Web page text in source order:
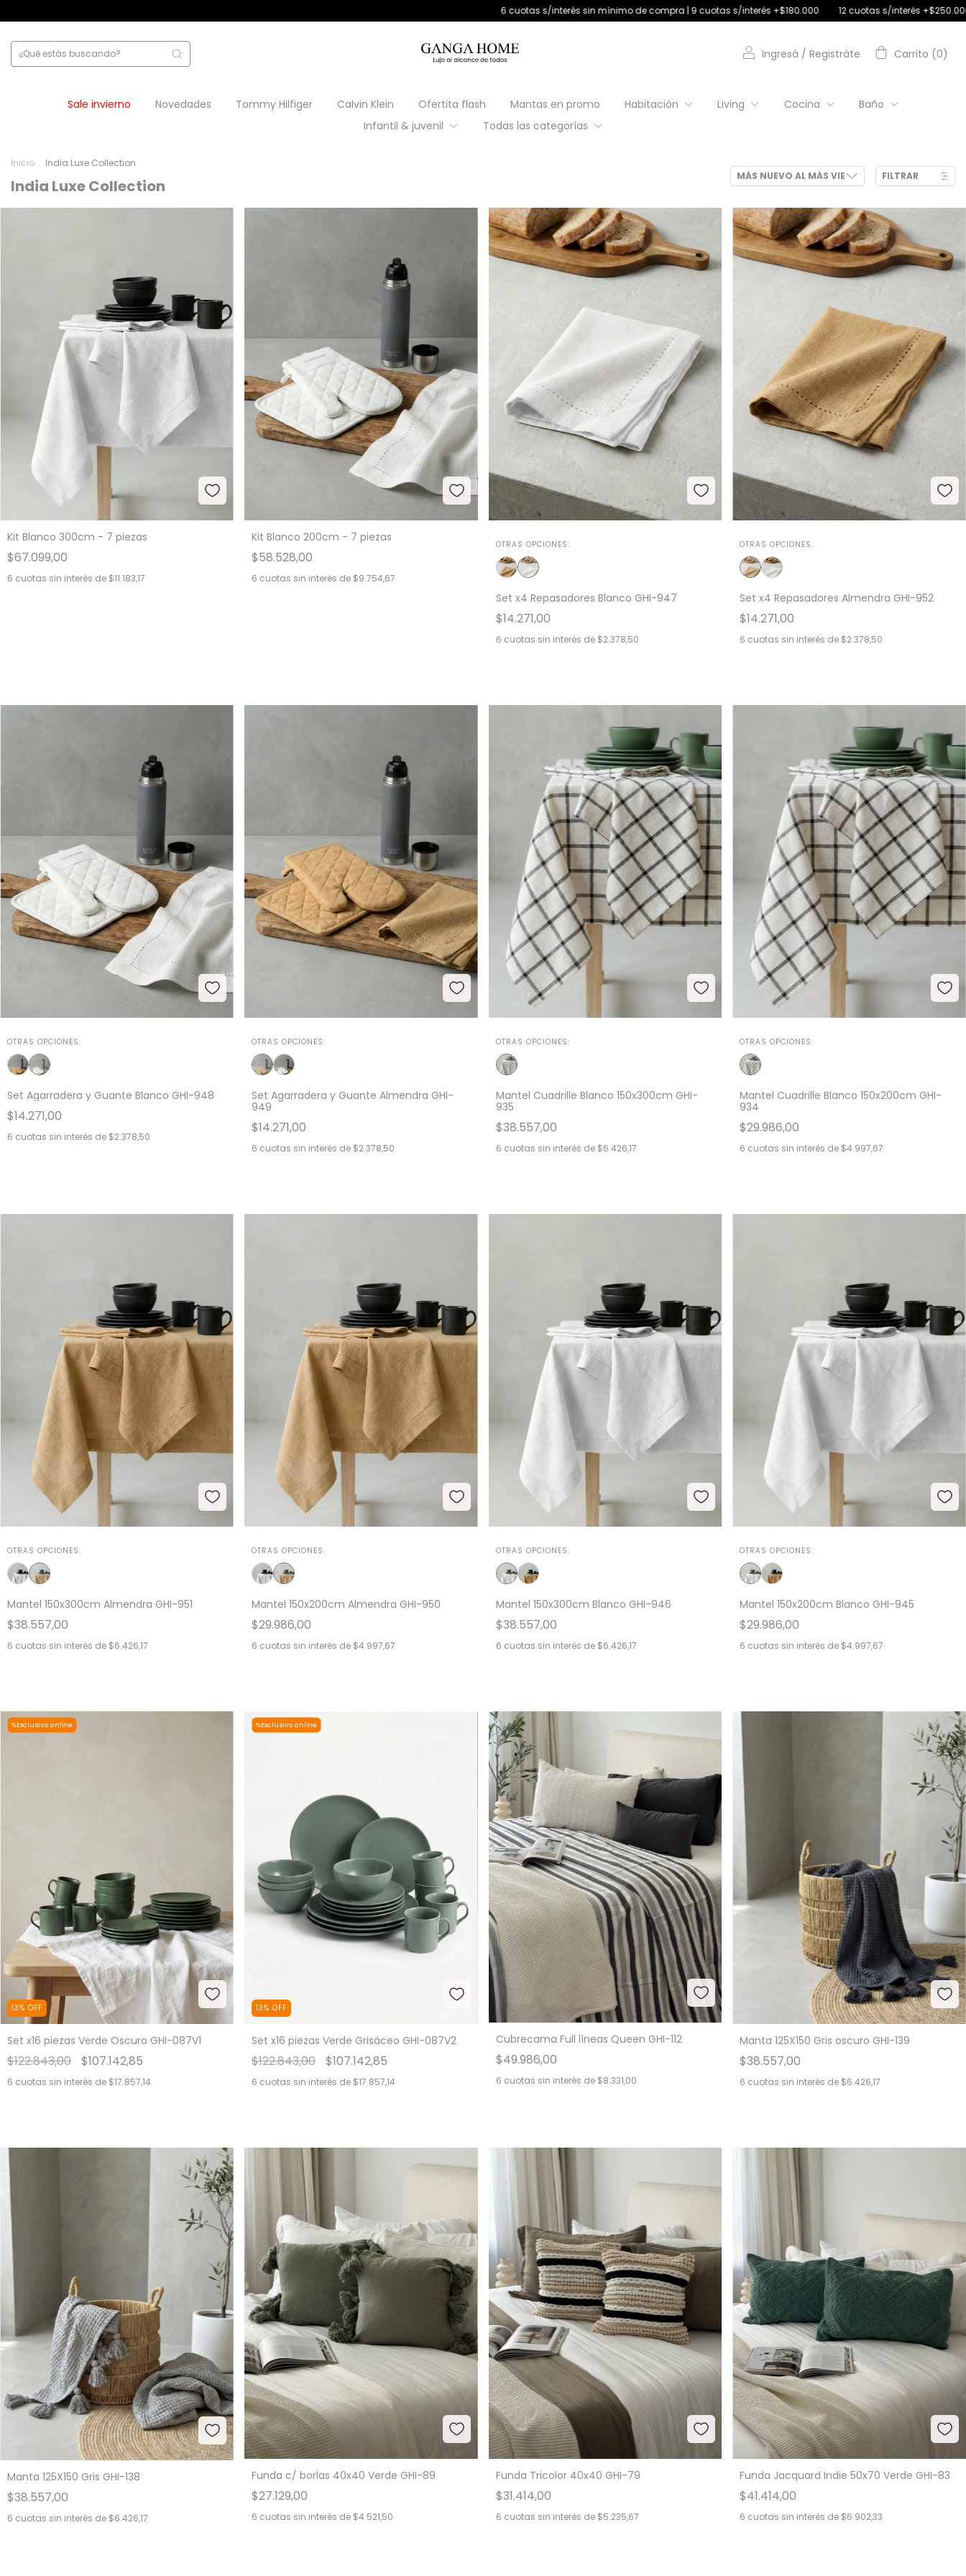
6 cuotas s/interés sin mínimo de compra | 9 cuotas s/interés +$180.000 12 cuotas s/interés +$250.000 | 4 cuotas s/interés con débito 30% off
Ingresá / Registráte Carrito (0)
Sale invierno Novedades Tommy Hilfiger Calvin Klein Ofertita flash Mantas en promo Habitación Living Cocina
Baño
Infantil & juvenil
Todas las categorías
Inicio . India Luxe Collection
India Luxe Collection
FILTRAR
Kit Blanco 300cm - 7 piezas
$67.099,00
6 cuotas sin interés de $11.183,17
Kit Blanco 200cm - 7 piezas
$58.528,00
6 cuotas sin interés de $9.754,67
OTRAS OPCIONES:
Set x4 Repasadores Blanco GHI-947
$14.271,00
6 cuotas sin interés de $2.378,50
OTRAS OPCIONES:
Set x4 Repasadores Almendra GHI-952
$14.271,00
6 cuotas sin interés de $2.378,50
OTRAS OPCIONES:
Set Agarradera y Guante Blanco GHI-948
$14.271,00
6 cuotas sin interés de $2.378,50
OTRAS OPCIONES:
Set Agarradera y Guante Almendra GHI-
949
$14.271,00
6 cuotas sin interés de $2.378,50
OTRAS OPCIONES:
Mantel Cuadrille Blanco 150x300cm GHI-
935
$38.557,00
6 cuotas sin interés de $6.426,17
OTRAS OPCIONES:
Mantel Cuadrille Blanco 150x200cm GHI-
934
$29.986,00
6 cuotas sin interés de $4.997,67
OTRAS OPCIONES:
Mantel 150x300cm Almendra GHI-951
$38.557,00
6 cuotas sin interés de $6.426,17
OTRAS OPCIONES:
Mantel 150x200cm Almendra GHI-950
$29.986,00
6 cuotas sin interés de $4.997,67
OTRAS OPCIONES:
Mantel 150x300cm Blanco GHI-946
$38.557,00
6 cuotas sin interés de $6.426,17
OTRAS OPCIONES:
Mantel 150x200cm Blanco GHI-945
$29.986,00
6 cuotas sin interés de $4.997,67
%Exclusivo online
13% OFF
Set x16 piezas Verde Oscuro GHI-087V1
$122.843,00 $107.142,85
6 cuotas sin interés de $17.857,14
%Exclusivo online
13% OFF
Set x16 piezas Verde Grisáceo GHI-087V2
$122.843,00 $107.142,85
6 cuotas sin interés de $17.857,14
Cubrecama Full líneas Queen GHI-112
$49.986,00
6 cuotas sin interés de $8.331,00
Manta 125X150 Gris oscuro GHI-139
$38.557,00
6 cuotas sin interés de $6.426,17
Manta 125X150 Gris GHI-138
$38.557,00
6 cuotas sin interés de $6.426,17
Funda c/ borlas 40x40 Verde GHI-89
$27.129,00
6 cuotas sin interés de $4.521,50
Funda Tricolor 40x40 GHI-79
$31.414,00
6 cuotas sin interés de $5.235,67
Funda Jacquard Indie 50x70 Verde GHI-83
$41.414,00
6 cuotas sin interés de $6.902,33